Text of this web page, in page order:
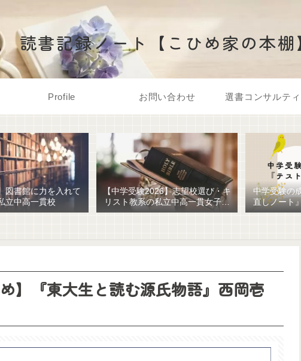
読書記録ノート【こひめ家の本棚
Profile お問い合わせ 選書コンサルテ
図書館に力を入れて
立中高一貫校
【中学受験2026】志望校選び・キ
リスト教系の私立中高一貫女子校
を調べてみました
中学受験の
直しノート
ための最強
】『東大生と読む源氏物語』西岡壱